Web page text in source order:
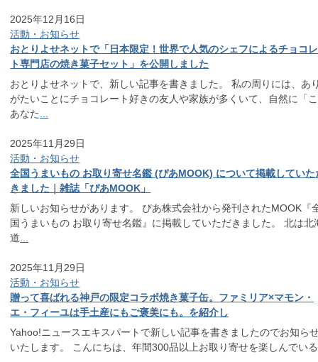
2025年12月16日
活動・お知らせ
おとりよせネットで「日本限定！世界で人気のシェフによるチョコ
ト専門店の焼き菓子セット」を公開しました
おとりよせネットで、新しい記事を書きました。 私の周りには、あ
がたいことにチョコレート好きの友人や家族が多くいて、自然に「
あなた
2025年11月29日
活動・お知らせ
全国うまいもの お取り寄せ名鑑 (ぴあMOOK) について掲載していた
きました｜雑誌「ぴあMOOK」
新しいお知らせがあります。 ぴあ株式会社から発刊されたMOOK『
国うまいもの お取り寄せ名鑑』に掲載していただきました。 北は北
道
2025年11月29日
活動・お知らせ
贈って喜ばれる神戸の限定コラボ焼き菓子缶。ファミリア×マモン・
エ・フィーユは手土産にもご褒美にも。を紹介し
Yahoo!ニュースエキスパートで新しい記事を書きましたのでお知ら
いたします。 こんにちは、年間300品以上お取り寄せを楽しんでいる